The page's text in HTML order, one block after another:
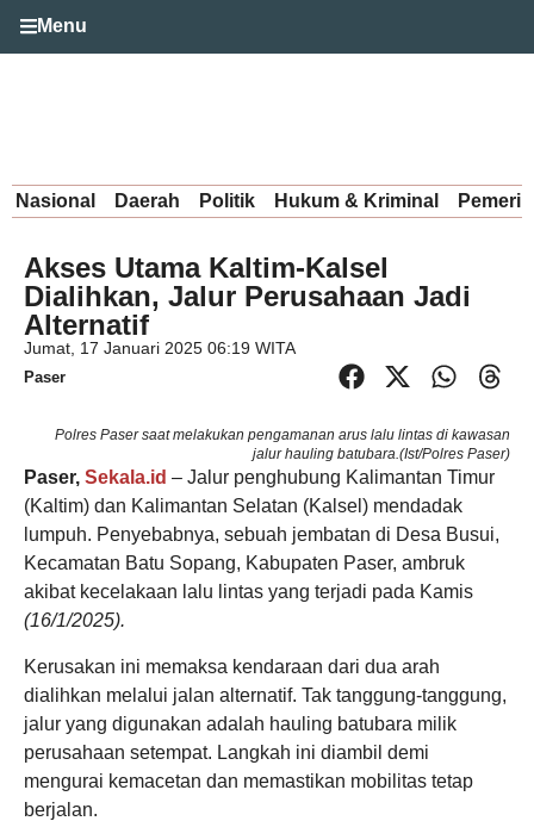
Menu
Nasional Daerah Politik Hukum & Kriminal
Akses Utama Kaltim-Kalsel
Dialihkan, Jalur Perusahaan Jadi
Alternatif
Jumat, 17 Januari 2025 06:19 WITA
Paser
Polres Paser saat melakukan pengamanan arus lalu lintas di kawasan
jalur hauling batubara.(Ist/Polres Paser)
Paser, Sekala.id – Jalur penghubung Kalimantan Timur
(Kaltim) dan Kalimantan Selatan (Kalsel) mendadak
lumpuh. Penyebabnya, sebuah jembatan di Desa Busui,
Kecamatan Batu Sopang, Kabupaten Paser, ambruk
akibat kecelakaan lalu lintas yang terjadi pada Kamis
(16/1/2025).
Kerusakan ini memaksa kendaraan dari dua arah
dialihkan melalui jalan alternatif. Tak tanggung-tanggung,
jalur yang digunakan adalah hauling batubara milik
perusahaan setempat. Langkah ini diambil demi
mengurai kemacetan dan memastikan mobilitas tetap
berjalan.